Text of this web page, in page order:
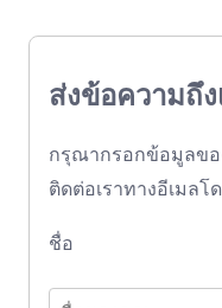
ส่งข้อความถึง
กรุณากรอกข้อมูลข
ติดต่อเราทางอีเมลโ
ชื่อ